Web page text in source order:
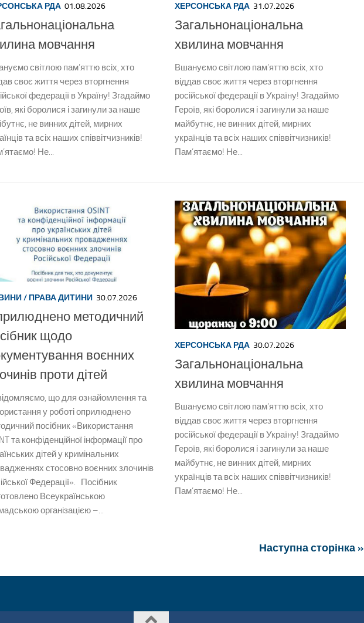
РДА 01.08.2026
мовчання
світлою пам’яттю всіх, хто
своє життя через вторгнення
федерації в Україну! Згадаймо
які боролися і загинули за наше
не винних дітей, мирних
та всіх наших співвітчизників!
Не...
ХЕРСОНСЬКА РДА 31.07.2026
Загальнонаціональна
хвилина мовчання
Вшануємо світлою пам’яттю всіх, хто
віддав своє життя через вторгнення
російської федерації в Україну! Згадаймо
Героїв, які боролися і загинули за наше
майбутнє, не винних дітей, мирних
українців та всіх наших співвітчизників!
Пам’ятаємо! Не...
/ ПРАВА ДИТИНИ 30.07.2026
методичний
щодо
воєнних
проти дітей
що для ознайомлення та
у роботі оприлюднено
посібник «Використання
та конфіденційної інформації про
дітей у кримінальних
стосовно воєнних злочинів
Федерації». Посібник
Всеукраїнською
організацією –...
ХЕРСОНСЬКА РДА 30.07.2026
Загальнонаціональна
хвилина мовчання
Вшануємо світлою пам’яттю всіх, хто
віддав своє життя через вторгнення
російської федерації в Україну! Згадаймо
Героїв, які боролися і загинули за наше
майбутнє, не винних дітей, мирних
українців та всіх наших співвітчизників!
Пам’ятаємо! Не...
Наступна сторінка »